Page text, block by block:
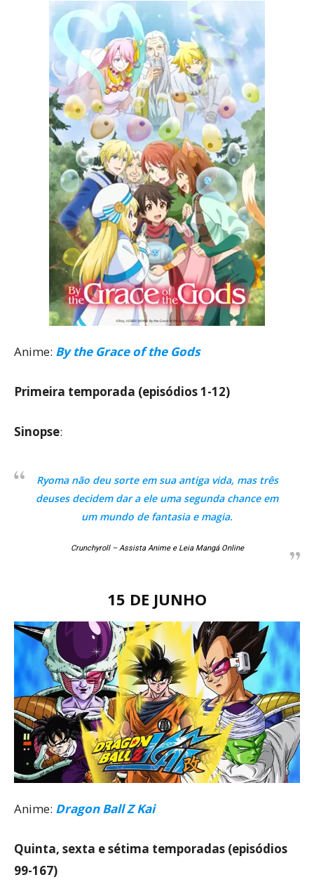
Anime: By the Grace of the Gods
Primeira temporada (episódios 1-12)
Sinopse:
Ryoma não deu sorte em sua antiga vida, mas três
deuses decidem dar a ele uma segunda chance em
um mundo de fantasia e magia.
Crunchyroll – Assista Anime e Leia Mangá Online
15 DE JUNHO
Anime: Dragon Ball Z Kai
Quinta, sexta e sétima temporadas (episódios
99-167)